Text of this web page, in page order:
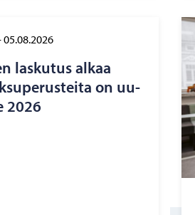
05.08.2026
las­ku­tus alkaa
on uu­
2026